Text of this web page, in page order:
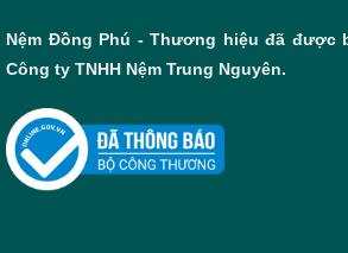
người sử dụng. Độ cong nhẹ của
phần đầu, cổ và vai, từ đó phân
quả trong suốt quá trình ngủ. Nhờ
được cải thiện rõ rệt, đồng thời
cơ đau cổ, mỏi vai gáy – đặc
Nệm Đồng Phú - Thương hiệu đã được
Công ty TNHH Nệm Trung Nguyên.